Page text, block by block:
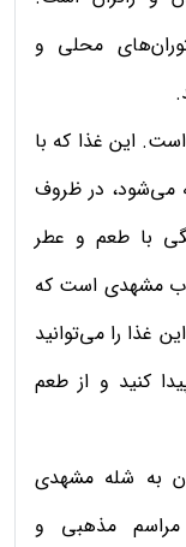
محلی و
این غذا که با
می‌شود، در ظروف
با طعم و عطر
مشهدی است که
غذا را می‌توانید
کنید و از طعم
به شله مشهدی
مراسم مذهبی و